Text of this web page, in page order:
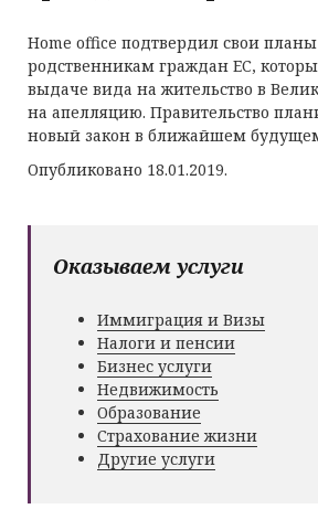
Home office подтвердил свои планы
родственникам граждан ЕС,
выдаче вида на жительство в
на апелляцию. Правительство
новый закон в ближайшем
Опубликовано 18.01.2019.
Оказываем услуги
Иммиграция и Визы
Налоги и пенсии
Бизнес услуги
Недвижимость
Образование
Страхование жизни
Другие услуги